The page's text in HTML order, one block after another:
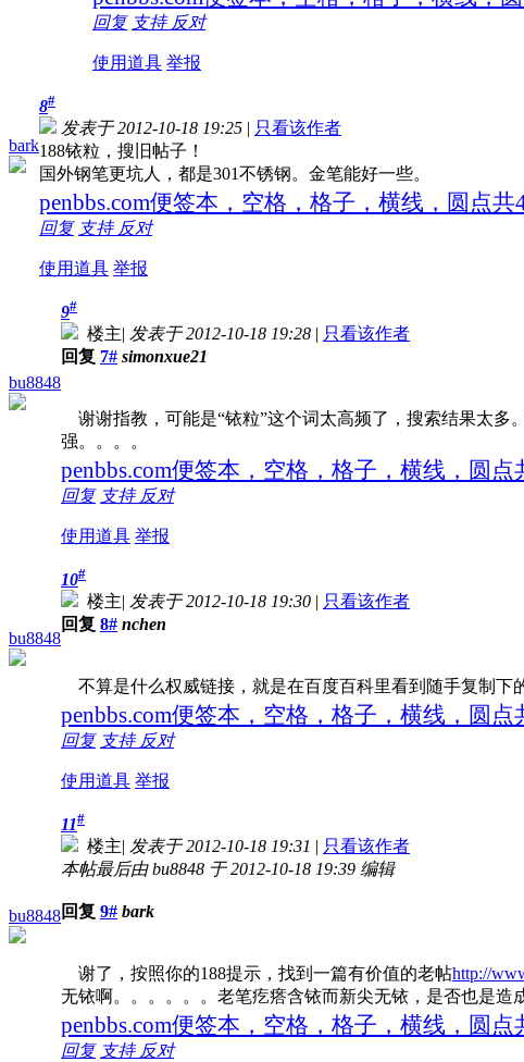
回复 支持 反对
使用道具 举报
bark
8#
发表于 2012-10-18 19:25 | 只看该作者
188铱粒，搜旧帖子！
国外钢笔更坑人，都是301不锈钢。金笔能好一些。
penbbs.com便签本，空格，格子，横线，圆点
回复 支持 反对
使用道具 举报
bu8848
9#
楼主| 发表于 2012-10-18 19:28 | 只看该作者
回复 7# simonxue21
谢谢指教，可能是“铱粒”这个词太高频了，搜索结果太多
强。。。。
penbbs.com便签本，空格，格子，横线，圆
回复 支持 反对
使用道具 举报
bu8848
10#
楼主| 发表于 2012-10-18 19:30 | 只看该作者
回复 8# nchen
不算是什么权威链接，就是在百度百科里看到随手复制下
penbbs.com便签本，空格，格子，横线，圆
回复 支持 反对
使用道具 举报
bu8848
11#
楼主| 发表于 2012-10-18 19:31 | 只看该作者
本帖最后由 bu8848 于 2012-10-18 19:39 编辑
回复 9# bark
谢了，按照你的188提示，找到一篇有价值的老帖http://
无铱啊。。。。。。老笔疙瘩含铱而新尖无铱，是否也是造
penbbs.com便签本，空格，格子，横线，圆
回复 支持 反对